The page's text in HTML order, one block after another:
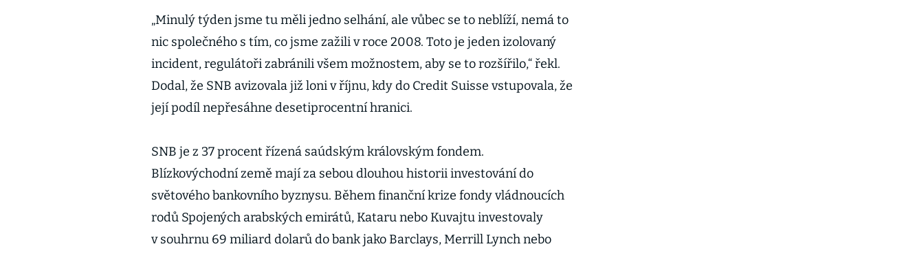
„Minulý týden jsme tu měli jedno selhání, ale vůbec se to neblíží, nemá to
nic společného s tím, co jsme zažili v roce 2008. Toto je jeden izolovaný
incident, regulátoři zabránili všem možnostem, aby se to rozšířilo,“ řekl.
Dodal, že SNB avizovala již loni v říjnu, kdy do Credit Suisse vstupovala, že
její podíl nepřesáhne desetiprocentní hranici.
SNB je z 37 procent řízená saúdským královským fondem.
Blízkovýchodní země mají za sebou dlouhou historii investování do
světového bankovního byznysu. Během finanční krize fondy vládnoucích
rodů Spojených arabských emirátů, Kataru nebo Kuvajtu investovaly
v souhrnu 69 miliard dolarů do bank jako Barclays, Merrill Lynch nebo